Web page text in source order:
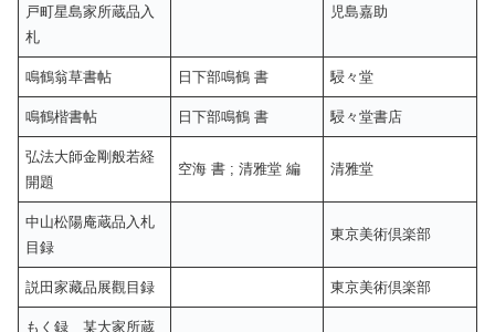
戸町星島家所蔵品入
札
児島嘉助
鳴鶴翁草書帖 日下部鳴鶴 書 駸々堂
鳴鶴楷書帖 日下部鳴鶴 書 駸々堂書店
弘法大師金剛般若経
開題
空海 書 ; 清雅堂 編 清雅堂
中山松陽庵蔵品入札
目録
東京美術倶楽部
説田家藏品展觀目録 東京美術倶楽部
もく録 某大家所蔵